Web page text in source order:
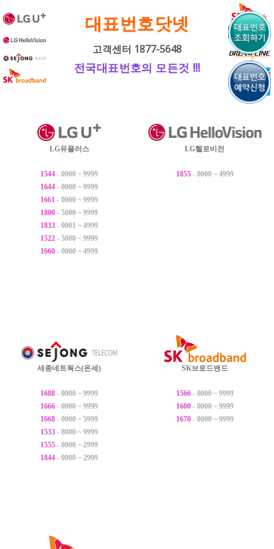
용
으
로
로
대표번호닷넷
고객센터 1877-5648
전국대표번호의 모든것 !!!
LG유플러스
1544 - 0000 ~ 9999
1644 - 0000 ~ 9999
1661 - 0000 ~ 9999
1800 - 5000 ~ 9999
1833 - 0001 ~ 4999
1522 - 5000 ~ 9999
1660 - 0000 ~ 4999
LG헬로비전
1855- 0000 ~ 4999
세종네트웍스(온세)
1688 - 0000 ~ 9999
1666 - 0000 ~ 9999
1668 - 0000 ~ 5999
1533 - 8000 ~ 9999
1555 - 0000 ~ 2999
1844 - 0000 ~ 2999
SK브로드밴드
1566- 0000 ~ 9999
1600- 0000 ~ 9999
1670- 0000 ~ 9999